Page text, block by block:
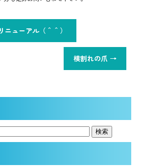
ニューアル（＾＾）
横割れの爪 →